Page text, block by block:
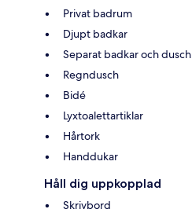
Privat badrum
Djupt badkar
Separat badkar och dusch
Regndusch
Bidé
Lyxtoalettartiklar
Hårtork
Handdukar
Håll dig uppkopplad
Skrivbord